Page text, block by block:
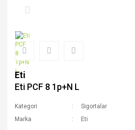
Eti
Eti PCF 8 1p+N L
Kategori
Sigortalar
Marka
Eti